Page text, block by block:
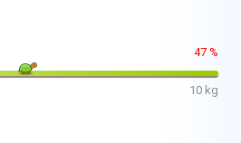
47 %
10 kg